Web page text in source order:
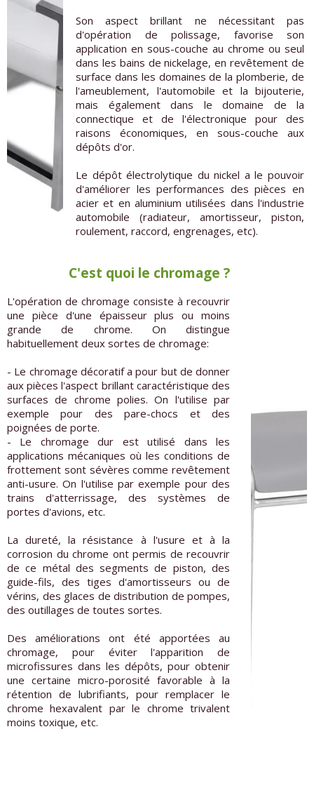
Son aspect brillant ne nécessitant pas
d'opération de polissage, favorise son
application en sous-couche au chrome ou seul
dans les bains de nickelage, en revêtement de
surface dans les domaines de la plomberie, de
l'ameublement, l'automobile et la bijouterie,
mais également dans le domaine de la
connectique et de l'électronique pour des
raisons économiques, en sous-couche aux
dépôts d'or.
Le dépôt électrolytique du nickel a le pouvoir
d'améliorer les performances des pièces en
acier et en aluminium utilisées dans l'industrie
automobile (radiateur, amortisseur, piston,
roulement, raccord, engrenages, etc).
C'est quoi le chromage ?
L'opération de chromage consiste à recouvrir
une pièce d'une épaisseur plus ou moins
grande de chrome. On distingue
habituellement deux sortes de chromage:
- Le chromage décoratif a pour but de donner
aux pièces l'aspect brillant caractéristique des
surfaces de chrome polies. On l'utilise par
exemple pour des pare-chocs et des
poignées de porte.
- Le chromage dur est utilisé dans les
applications mécaniques où les conditions de
frottement sont sévères comme revêtement
anti-usure. On l'utilise par exemple pour des
trains d'atterrissage, des systèmes de
portes d'avions, etc.
La dureté, la résistance à l'usure et à la
corrosion du chrome ont permis de recouvrir
de ce métal des segments de piston, des
guide-fils, des tiges d'amortisseurs ou de
vérins, des glaces de distribution de pompes,
des outillages de toutes sortes.
Des améliorations ont été apportées au
chromage, pour éviter l'apparition de
microfissures dans les dépôts, pour obtenir
une certaine micro-porosité favorable à la
rétention de lubrifiants, pour remplacer le
chrome hexavalent par le chrome trivalent
moins toxique, etc.